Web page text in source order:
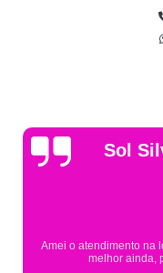
Pesquisei em mais de 20
Eureka. Cheguei
mesmo